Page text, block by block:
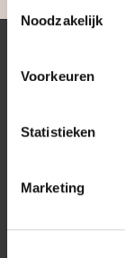
Noodzakelijk
Voorkeuren
Statistieken
Marketing
Beverwijk
Utrecht